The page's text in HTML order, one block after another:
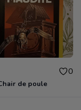
0
de poule